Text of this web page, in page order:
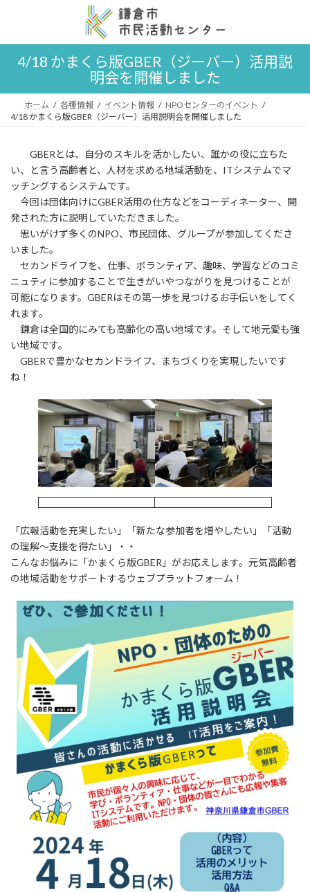
ン
ー
4/18 かまくら版GBER（ジーバー）活用説
明会を開催しました
ホーム 各種情報 イベント情報
NPOセンターのイベント
4/18 かまくら版GBER（ジーバー）活用説明会を開催しました
GBERとは、自分のスキルを活かしたい、誰かの役に立ちた
い、と言う高齢者と、人材を求める地域活動を、ITシステムでマ
ッチングするシステムです。
今回は団体向けにGBER活用の仕方などをコーディネーター、開
発された方に説明していただきました。
思いがけず多くのNPO、市民団体、グループが参加してくださ
いました。
セカンドライフを、仕事、ボランティア、趣味、学習などのコミ
ニュティに参加することで生きがいやつながりを見つけることが
可能になります。GBERはその第一歩を見つけるお手伝いをしてく
れます。
鎌倉は全国的にみても高齢化の高い地域です。そして地元愛も強
い地域です。
GBERで豊かなセカンドライフ、まちづくりを実現したいです
ね！
「広報活動を充実したい」「新たな参加者を増やしたい」「活動
の理解～支援を得たい」・・
こんなお悩みに「かまくら版GBER」がお応えします。元気高齢者
の地域活動をサポートするウェブプラットフォーム！